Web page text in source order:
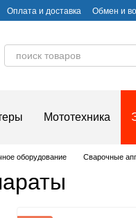
Оплата и доставка Обмен и
Мототехника
оборудование Сварочные